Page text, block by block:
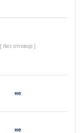
[ без отговор ]
не
не